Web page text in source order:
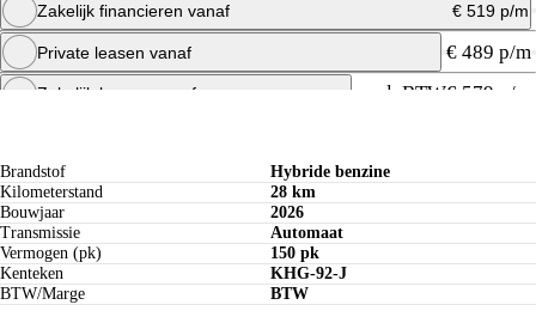
Bereken maandbedrag
Offerte aanvragen
Zakelijk financieren vanaf € 519 p/m
Bereken maandbedrag
Private leasen vanaf € 489 p/m
Zakelijk leasen vanaf excl. BTW€ 579 p/m
Brandstof
Hybride benzine
Kilometerstand
28 km
Bouwjaar
2026
Transmissie
Automaat
Vermogen (pk)
150 pk
Kenteken
KHG-92-J
BTW/Marge
BTW